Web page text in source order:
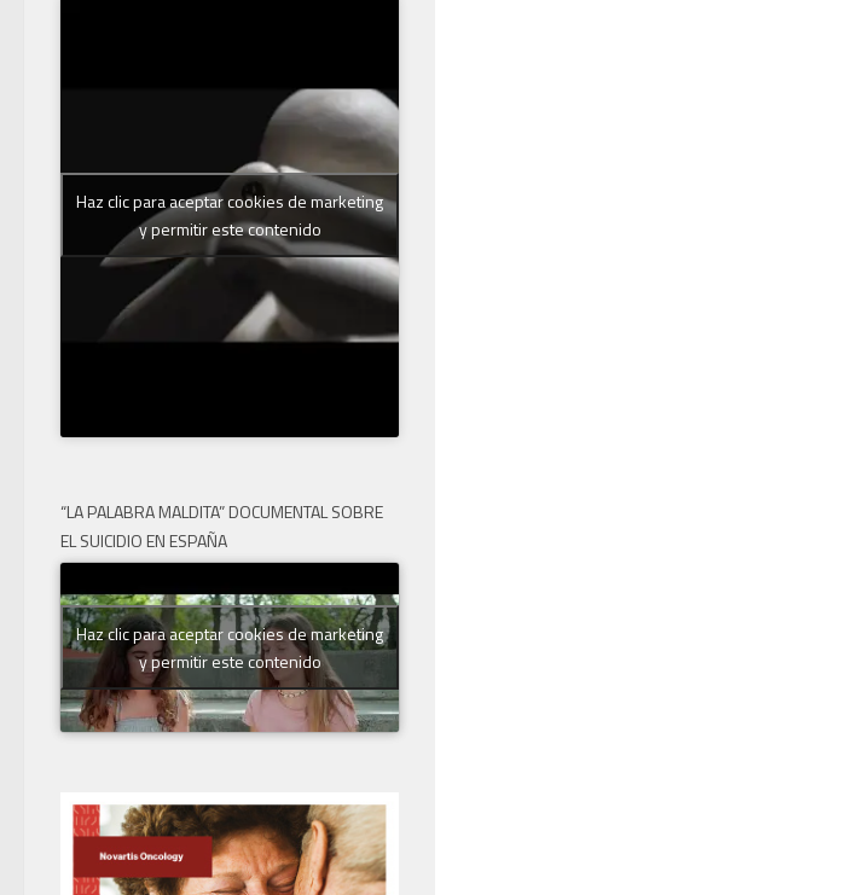
Haz clic para aceptar cookies de marketing
y permitir este contenido
“LA PALABRA MALDITA” DOCUMENTAL SOBRE
EL SUICIDIO EN ESPAÑA
Haz clic para aceptar cookies de marketing
y permitir este contenido